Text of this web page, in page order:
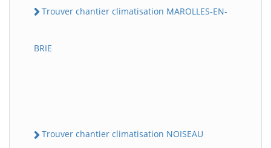
Trouver chantier climatisation MAROLLES-EN-
BRIE
Trouver chantier climatisation NOISEAU